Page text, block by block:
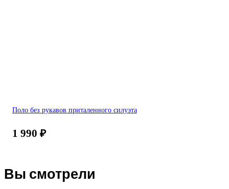
Поло без рукавов приталенного силуэта
1 990 ₽
Вы смотрели